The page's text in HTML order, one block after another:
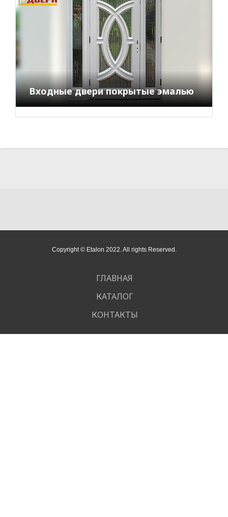
Входные двери покрытые эмалью
Copyright © Etalon 2022. All rights Reserved.
ГЛАВНАЯ
КАТАЛОГ
КОНТАКТЫ